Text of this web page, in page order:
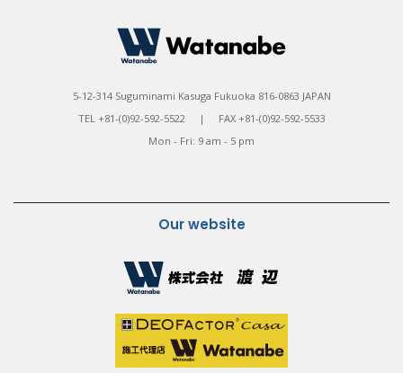
5-12-314 Suguminami Kasuga Fukuoka 816-0863 JAPAN
TEL +81-(0)92-592-5522 | FAX +81-(0)92-592-5533
Mon - Fri: 9 am - 5 pm
Our website